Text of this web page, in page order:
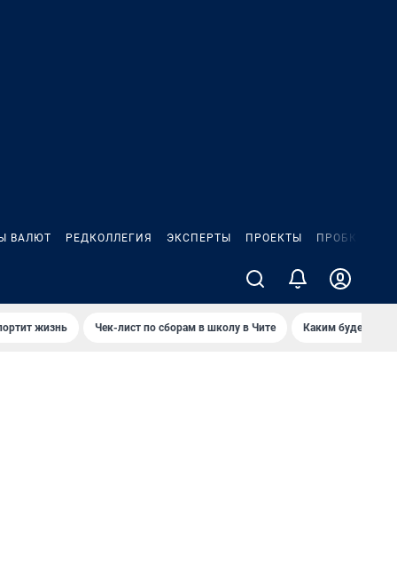
ВАЛЮТ РЕДКОЛЛЕГИЯ ЭКСПЕРТЫ ПРОЕКТЫ ПРОБКИ
жизнь Чек-лист по сборам в школу в Чите Каким будет